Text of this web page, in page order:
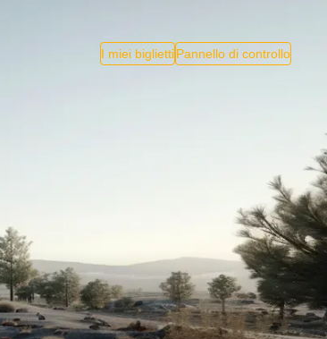
I miei bigliettiPannello di controllo